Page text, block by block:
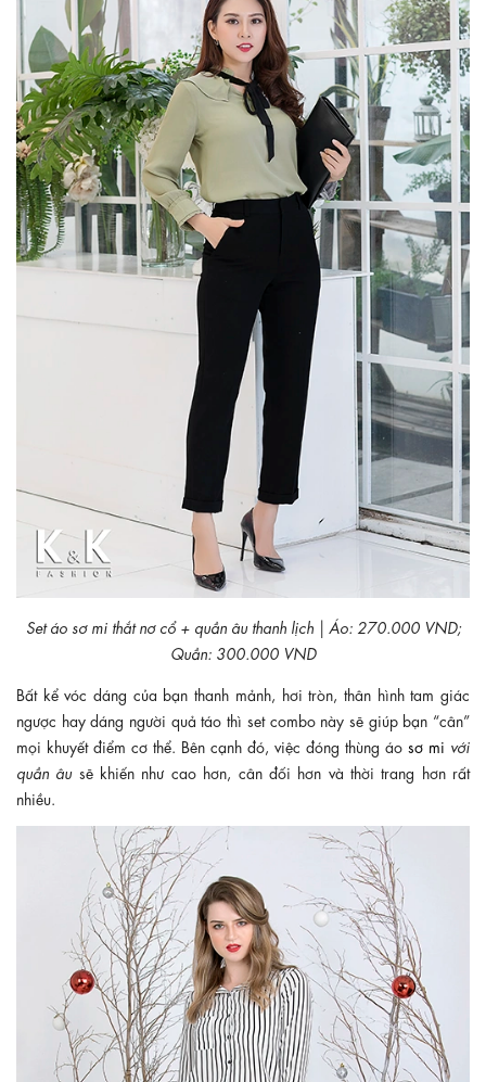
Set áo sơ mi thắt nơ cổ + quần âu thanh lịch | Áo: 270.000 VND;
Quần: 300.000 VND
Bất kể vóc dáng của bạn thanh mảnh, hơi tròn, thân hình tam giác
ngược hay dáng người quả táo thì set combo này sẽ giúp bạn “cân”
mọi khuyết điểm cơ thể. Bên cạnh đó, việc đóng thùng áo sơ mi với
quần âusẽ khiến như cao hơn, cân đối hơn và thời trang hơn rất
nhiều.